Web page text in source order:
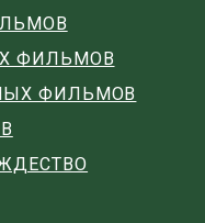
ФИЛЬМОВ
ФИЛЬМОВ